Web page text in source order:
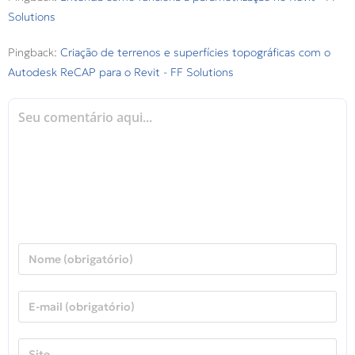
Solutions
Pingback: Criação de terrenos e superfícies topográficas com o
Autodesk ReCAP para o Revit - FF Solutions